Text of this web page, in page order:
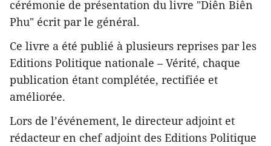
cérémonie de présentation du livre "Diên Biên
Phu" écrit par le général.
Ce livre a été publié à plusieurs reprises par les
Editions Politique nationale – Vérité, chaque
publication étant complétée, rectifiée et
améliorée.
Lors de l’événement, le directeur adjoint et
rédacteur en chef adjoint des Editions Politique